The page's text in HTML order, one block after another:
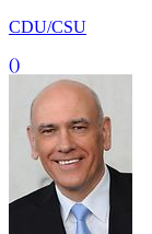
CDU/CSU
()